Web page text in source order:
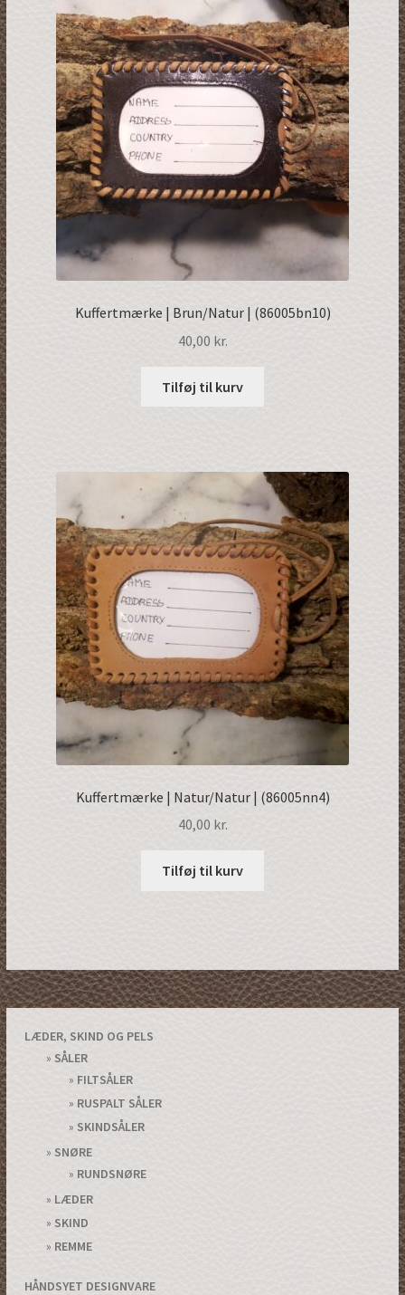
Kuffertmærke | Brun/Natur | (86005bn10)
40,00 kr.
Tilføj til kurv
Kuffertmærke | Natur/Natur | (86005nn4)
40,00 kr.
Tilføj til kurv
LÆDER, SKIND OG PELS
SÅLER
FILTSÅLER
RUSPALT SÅLER
SKINDSÅLER
SNØRE
RUNDSNØRE
LÆDER
SKIND
REMME
HÅNDSYET DESIGNVARE